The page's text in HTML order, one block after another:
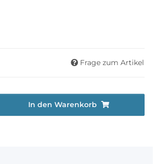
Frage zum Artikel
In den Warenkorb